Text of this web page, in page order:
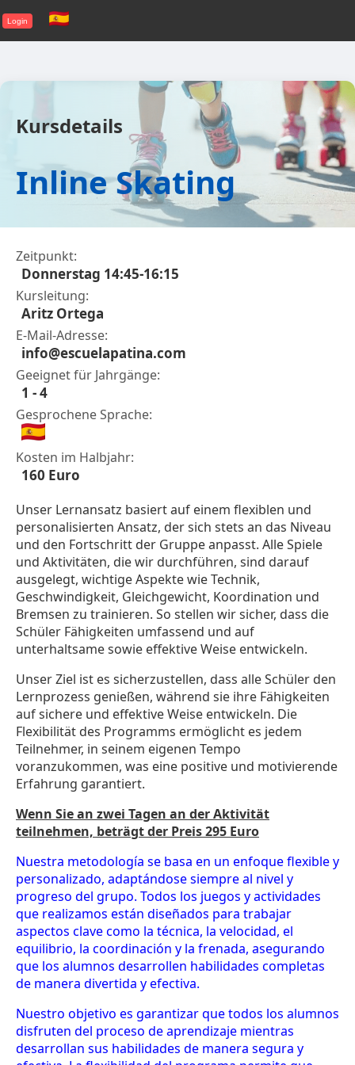
Login
Kursdetails
Inline Skating
Zeitpunkt:
Donnerstag 14:45-16:15
Kursleitung:
Aritz Ortega
E-Mail-Adresse:
info@escuelapatina.com
Geeignet für Jahrgänge:
1 - 4
Gesprochene Sprache:
Kosten im Halbjahr:
160 Euro
Unser Lernansatz basiert auf einem flexiblen und
personalisierten Ansatz, der sich stets an das Niveau
und den Fortschritt der Gruppe anpasst. Alle Spiele
und Aktivitäten, die wir durchführen, sind darauf
ausgelegt, wichtige Aspekte wie Technik,
Geschwindigkeit, Gleichgewicht, Koordination und
Bremsen zu trainieren. So stellen wir sicher, dass die
Schüler Fähigkeiten umfassend und auf
unterhaltsame sowie effektive Weise entwickeln.
Unser Ziel ist es sicherzustellen, dass alle Schüler den
Lernprozess genießen, während sie ihre Fähigkeiten
auf sichere und effektive Weise entwickeln. Die
Flexibilität des Programms ermöglicht es jedem
Teilnehmer, in seinem eigenen Tempo
voranzukommen, was eine positive und motivierende
Erfahrung garantiert.
Wenn Sie an zwei Tagen an der Aktivität
teilnehmen, beträgt der Preis 295 Euro
Nuestra metodología se basa en un enfoque flexible y
personalizado, adaptándose siempre al nivel y
progreso del grupo. Todos los juegos y actividades
que realizamos están diseñados para trabajar
aspectos clave como la técnica, la velocidad, el
equilibrio, la coordinación y la frenada, asegurando
que los alumnos desarrollen habilidades completas
de manera divertida y efectiva.
Nuestro objetivo es garantizar que todos los alumnos
disfruten del proceso de aprendizaje mientras
desarrollan sus habilidades de manera segura y